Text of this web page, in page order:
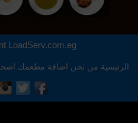
LoadServ.com.eg
الرئيسية من نحن اضافة مطعمك